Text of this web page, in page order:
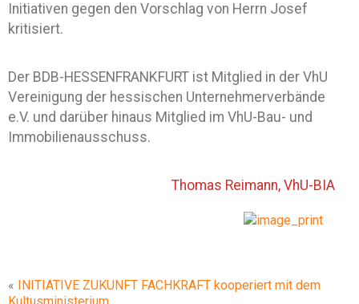
Initiativen gegen den Vorschlag von Herrn Josef
kritisiert.
Der BDB-HESSENFRANKFURT ist Mitglied in der VhU
Vereinigung der hessischen Unternehmerverbände
e.V. und darüber hinaus Mitglied im VhU-Bau- und
Immobilienausschuss.
Thomas Reimann, VhU-BIA
« INITIATIVE ZUKUNFT FACHKRAFT kooperiert mit dem